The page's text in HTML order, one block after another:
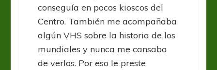
conseguía en pocos kioscos del
Centro. También me acompañaba
algún VHS sobre la historia de los
mundiales y nunca me cansaba
de verlos. Por eso le preste